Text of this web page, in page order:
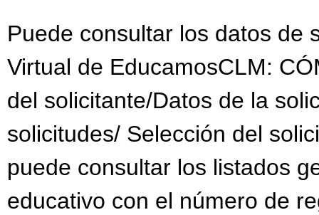
Puede consultar los datos de
Virtual de EducamosCLM:
del solicitante/Datos de la
solicitudes/ Selección del
puede consultar los listados
educativo con el número de